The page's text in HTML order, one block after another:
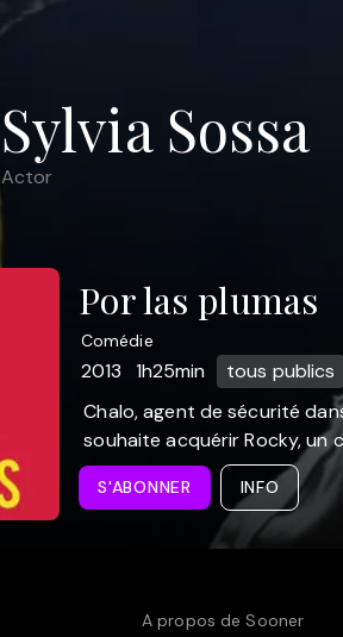
Sylvia Sossa
Actor
Por las plumas
Comédie
2013 1h25min
tous publics
Chalo, agent de sécurité
souhaite acquérir Rocky, un
S'ABONNER INFO
A propos de Sooner